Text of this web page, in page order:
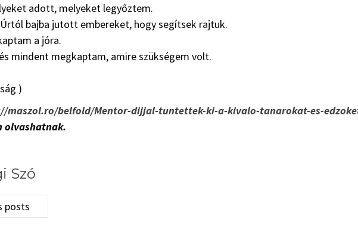
adott, melyeket legyőztem.
bajba jutott embereket, hogy segítsek rajtuk.
a jóra.
mindent megkaptam, amire szükségem volt.
)
maszol.ro/belfold/Mentor-dijjal-tuntettek-ki-a-kivalo-tanarokat-es-
olvashatnak.
Szó
posts